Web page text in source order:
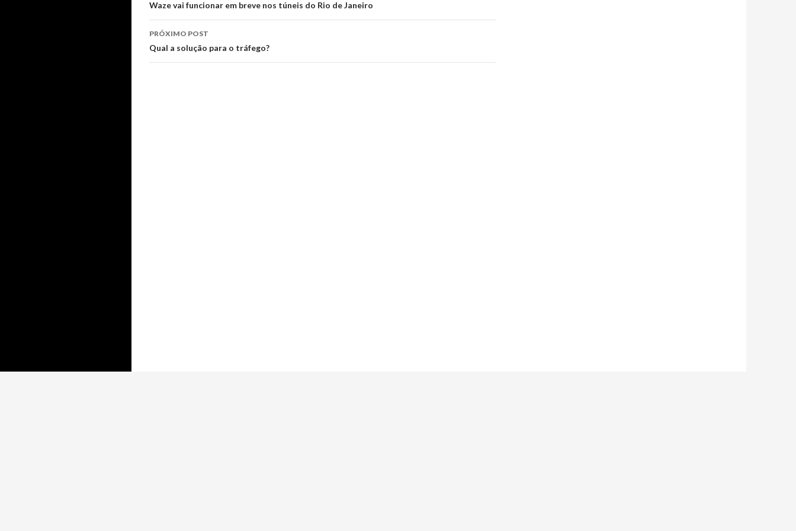
de
posts
Waze vai funcionar em breve nos túneis do Rio de Janeiro
PRÓXIMO POST
Qual a solução para o tráfego?